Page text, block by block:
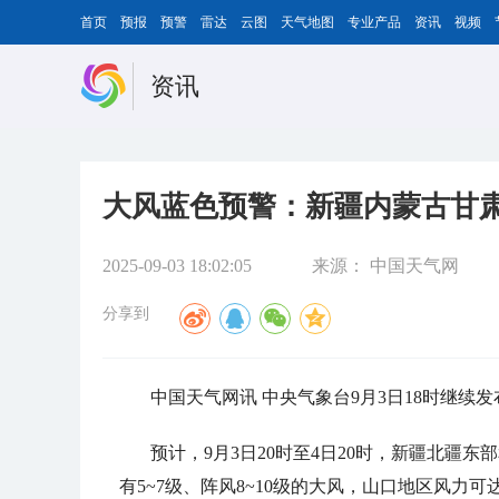
首页 预报 预警 雷达 云图 天气地图 专业产品 资讯 视频
资讯
大风蓝色预警：新疆内蒙古甘
2025-09-03 18:02:05 来源： 中国天气网
分享到
中国天气网讯 中央气象台9月3日18时继续
预计，9月3日20时至4日20时，新疆北疆东
有5~7级、阵风8~10级的大风，山口地区风力